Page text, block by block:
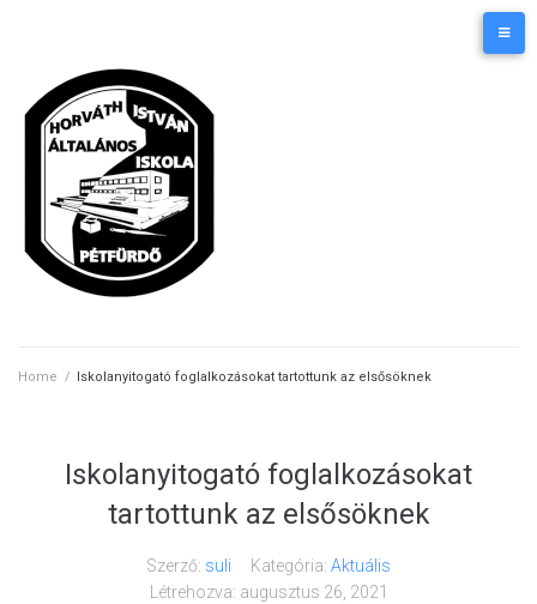
Home / Iskolanyitogató foglalkozásokat tartottunk az elsősöknek
Iskolanyitogató foglalkozásokat
tartottunk az elsősöknek
Szerző: suli Kategória: Aktuális
Létrehozva: augusztus 26, 2021